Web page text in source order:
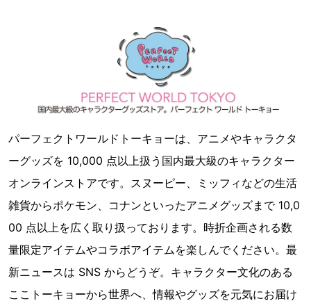
パーフェクトワールドトーキョーは、アニメやキャラクタ
ーグッズを 10,000 点以上扱う国内最大級のキャラクター
オンラインストアです。スヌーピー、ミッフィなどの生活
雑貨からポケモン、コナンといったアニメグッズまで 10,0
00 点以上を広く取り扱っております。時折企画される数
量限定アイテムやコラボアイテムを楽しんでください。最
新ニュースは SNS からどうぞ。キャラクター文化のある
ここトーキョーから世界へ、情報やグッズを元気にお届け